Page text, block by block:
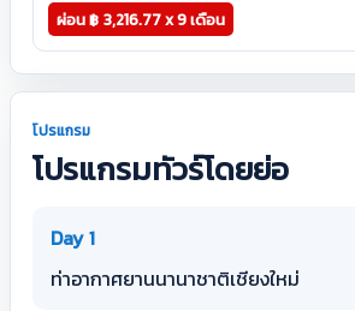
ผ่อน฿ 3,216.77 x 9 เดือน
โปรแกรม
โปรแกรมทัวร์โดยย่อ
Day 1
ท่าอากาศยานนานาชาติเชียงใหม่